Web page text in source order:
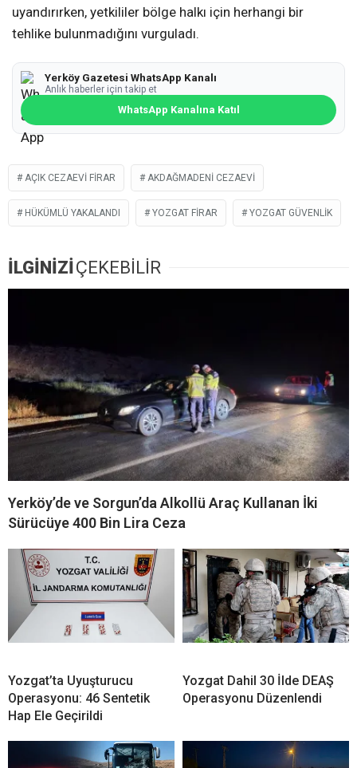
uyandırırken, yetkililer bölge halkı için herhangi bir
tehlike bulunmadığını vurguladı.
Yerköy Gazetesi WhatsApp Kanalı
Anlık haberler için takip et
WhatsApp Kanalına Katıl
AÇIK CEZAEVI FIRAR AKDAĞMADENI CEZAEVI
HÜKÜMLÜ YAKALANDI YOZGAT FIRAR YOZGAT GÜVENLIK
İLGİNİZİ ÇEKEBİLİR
Yerköy’de ve Sorgun’da Alkollü Araç Kullanan İki
Sürücüye 400 Bin Lira Ceza
Yozgat’ta Uyuşturucu
Operasyonu: 46 Sentetik
Hap Ele Geçirildi
Yozgat Dahil 30 İlde DEAŞ
Operasyonu Düzenlendi